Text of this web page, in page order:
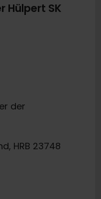
Hülpert SK
der
HRB 23748